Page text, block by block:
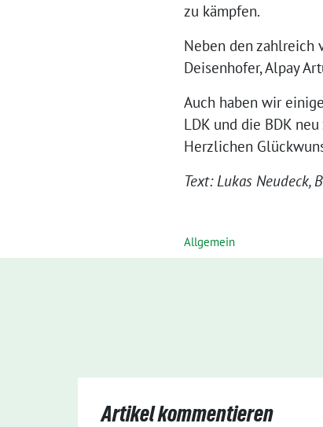
zu kämpfen.
Neben den zahlreich
Deisenhofer, Alpay
Auch haben wir
LDK und die BDK
Herzlichen
Text: Lukas Neudeck,
Allgemein
Artikel kommentieren